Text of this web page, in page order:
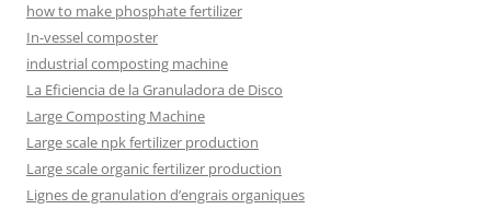
how to make phosphate fertilizer
In-vessel composter
industrial composting machine
La Eficiencia de la Granuladora de Disco
Large Composting Machine
Large scale npk fertilizer production
Large scale organic fertilizer production
Lignes de granulation d’engrais organiques